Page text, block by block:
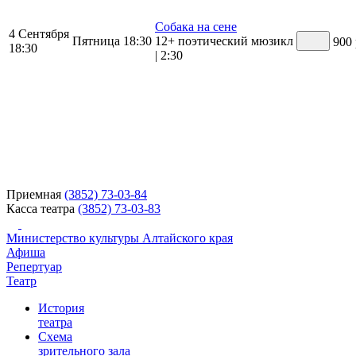
4 Сентября
18:30
Пятница 18:30
Собака на сене
12+ поэтический мюзикл
| 2:30
900
Приемная (3852) 73-03-84
Касса театра (3852) 73-03-83
Министерство культуры Алтайского края
Афиша
Репертуар
Театр
История
театра
Схема
зрительного зала